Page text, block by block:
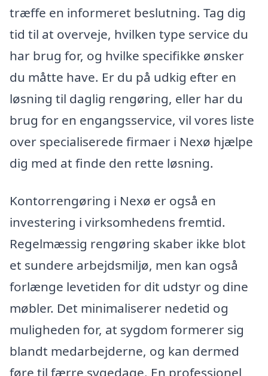
træffe en informeret beslutning. Tag dig
tid til at overveje, hvilken type service du
har brug for, og hvilke specifikke ønsker
du måtte have. Er du på udkig efter en
løsning til daglig rengøring, eller har du
brug for en engangsservice, vil vores liste
over specialiserede firmaer i Nexø hjælpe
dig med at finde den rette løsning.
Kontorrengøring i Nexø er også en
investering i virksomhedens fremtid.
Regelmæssig rengøring skaber ikke blot
et sundere arbejdsmiljø, men kan også
forlænge levetiden for dit udstyr og dine
møbler. Det minimaliserer nedetid og
muligheden for, at sygdom formerer sig
blandt medarbejderne, og kan dermed
føre til færre sygedage. En professionel